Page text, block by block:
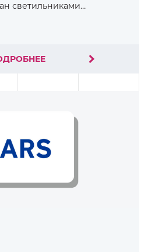
светильниками…